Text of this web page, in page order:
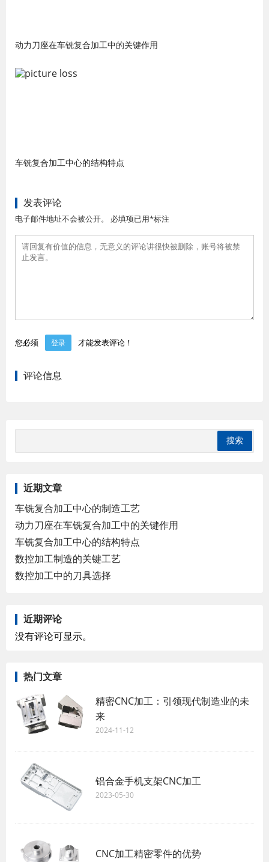
动力刀座在车铣复合加工中的关键作用
车铣复合加工中心的结构特点
发表评论
电子邮件地址不会被公开。 必填项已用*标注
您必须 登录 才能发表评论！
评论信息
近期文章
车铣复合加工中心的制造工艺
动力刀座在车铣复合加工中的关键作用
车铣复合加工中心的结构特点
数控加工制造的关键工艺
数控加工中的刀具选择
近期评论
没有评论可显示。
热门文章
精密CNC加工：引领现代制造业的未
来
2024-11-12
铝合金手机支架CNC加工
2023-05-30
CNC加工精密零件的优势